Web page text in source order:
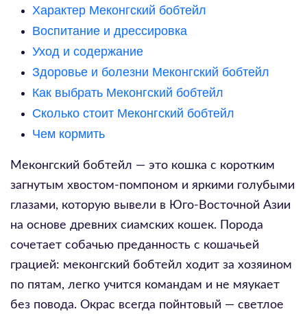
Характер Меконгский бобтейл
Воспитание и дрессировка
Уход и содержание
Здоровье и болезни Меконгский бобтейл
Как выбрать Меконгский бобтейл
Сколько стоит Меконгский бобтейл
Чем кормить
Меконгский бобтейл — это кошка с коротким
загнутым хвостом-помпоном и яркими голубыми
глазами, которую вывели в Юго-Восточной Азии
на основе древних сиамских кошек. Порода
сочетает собачью преданность с кошачьей
грацией: меконгский бобтейл ходит за хозяином
по пятам, легко учится командам и не мяукает
без повода. Окрас всегда пойнтовый — светлое